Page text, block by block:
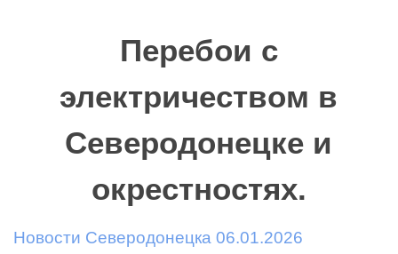
Перебои с
электричеством в
Северодонецке и
окрестностях.
Новости Северодонецка 06.01.2026